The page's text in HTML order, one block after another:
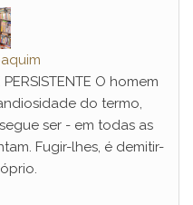
O homem
do termo,
ser - em todas as
Fugir-lhes, é demitir-